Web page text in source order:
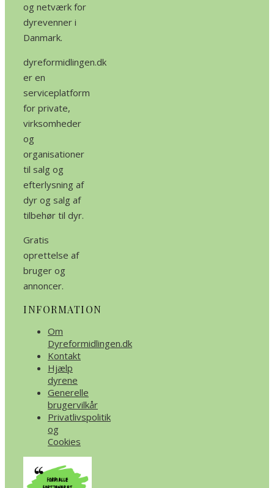
og netværk for
dyrevenner i
Danmark.
dyreformidlingen.dk
er en
serviceplatform
for private,
virksomheder
og
organisationer
til salg og
efterlysning af
dyr og salg af
tilbehør til dyr.
Gratis
oprettelse af
bruger og
annoncer.
INFORMATION
Om
Dyreformidlingen.dk
Kontakt
Hjælp
dyrene
Generelle
brugervilkår
Privatlivspolitik
og
Cookies